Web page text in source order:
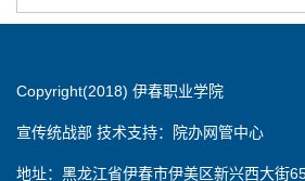
Copyright(2018) 伊春职业学院
宣传统战部 技术支持：院办网管中心
地址：黑龙江省伊春市伊美区新兴西大街